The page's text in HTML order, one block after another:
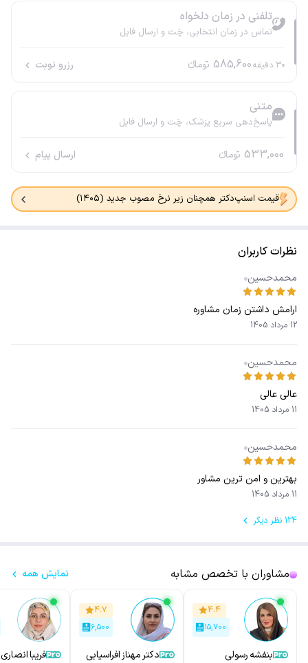
تلفنی در زمان دلخواه
تماس در زمان انتخابی، چَت و ارسال فایل
30 دقیقه585,600 تومانء رزرو نوبت
متنی
پاسخ‌دهی سریع پزشک، چَت و ارسال فایل
533,000 تومانء ارسال پیام
قیمت اسنپ‌دکتر همچنان زیر نرخ مصوب جدید (۱۴۰۵)
نظرات کاربران
محمدحسین
ارامش داشتن زمان مشاوره
12 مرداد 1405
محمدحسین
عالی عالی
11 مرداد 1405
محمدحسین
بهترین و امن ترین مشاور
11 مرداد 1405
124 نظر دیگر
مشاوران با تخصص مشابه نمایش همه
۴.۴
۱۵,۷۰۰
بنفشه رسولی
۴.۷
۶,۵۰۰
دکتر مهناز افراسیابی فریبا انصاری